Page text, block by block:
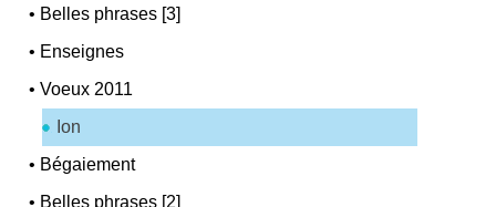
• Belles phrases [3]
• Enseignes
•Voeux 2011
Ion
• Bégaiement
• Belles phrases [2]